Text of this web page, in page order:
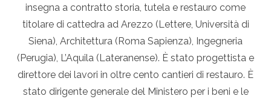
insegna a contratto storia, tutela e restauro come
titolare di cattedra ad Arezzo (Lettere, Università di
Siena), Architettura (Roma Sapienza), Ingegneria
(Perugia), L’Aquila (Lateranense). È stato progettista e
direttore dei lavori in oltre cento cantieri di restauro. È
stato dirigente generale del Ministero per i beni e le